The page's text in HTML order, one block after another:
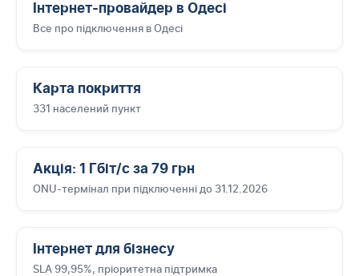
Інтернет-провайдер в Одесі
Все про підключення в Одесі
Карта покриття
331 населений пункт
Акція: 1 Гбіт/с за 79 грн
ONU-термінал при підключенні до 31.12.2026
Інтернет для бізнесу
SLA 99,95%, пріоритетна підтримка